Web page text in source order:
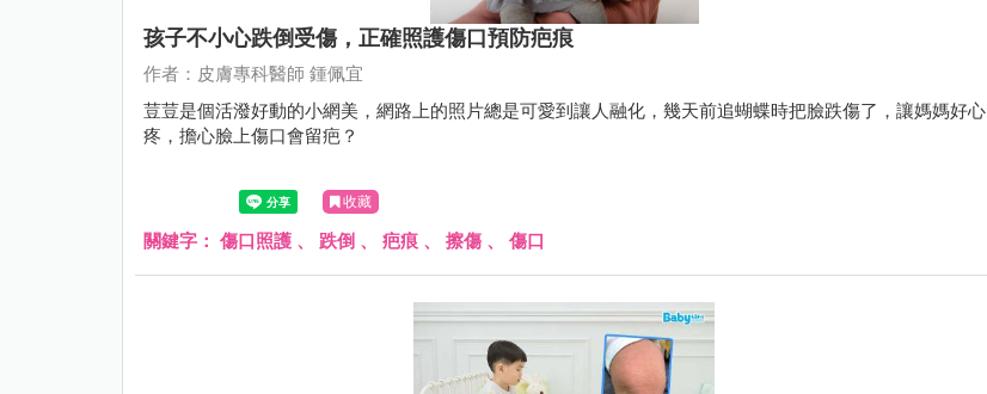
孩子不小心跌倒受傷，正確照護傷口預防疤痕
作者：皮膚專科醫師 鍾佩宜
荳荳是個活潑好動的小網美，網路上的照片總是可愛到讓人融化，幾天前追蝴蝶時把臉跌傷了，讓媽媽好心
疼，擔心臉上傷口會留疤？
收藏
關鍵字： 傷口照護 、 跌倒 、 疤痕 、 擦傷 、 傷口